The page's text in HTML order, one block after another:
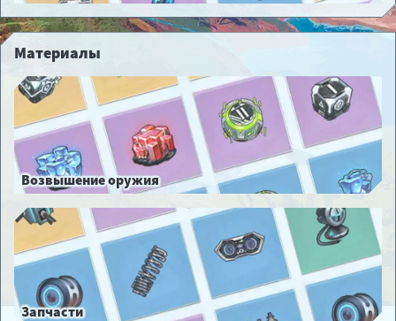
Материалы
Возвышение оружия
Запчасти